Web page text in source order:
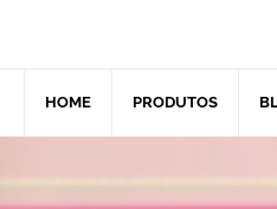
HOME PRODUTOS